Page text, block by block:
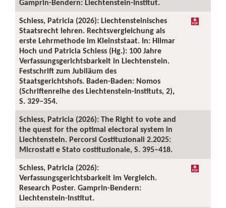
Gamprin-Bendern: Liechtenstein-Institut.
Schiess, Patricia (2026): Liechtensteinisches
Staatsrecht lehren. Rechtsvergleichung als
erste Lehrmethode im Kleinststaat. In: Hilmar
Hoch und Patricia Schiess (Hg.): 100 Jahre
Verfassungsgerichtsbarkeit in Liechtenstein.
Festschrift zum Jubiläum des
Staatsgerichtshofs. Baden-Baden: Nomos
(Schriftenreihe des Liechtenstein-Instituts, 2),
S. 329–354.
Schiess, Patricia (2026): The Right to vote and
the quest for the optimal electoral system in
Liechtenstein. Percorsi Costituzionali 2.2025:
Microstati e Stato costituzionale, S. 395–418.
Schiess, Patricia (2026):
Verfassungsgerichtsbarkeit im Vergleich.
Research Poster. Gamprin-Bendern:
Liechtenstein-Institut.